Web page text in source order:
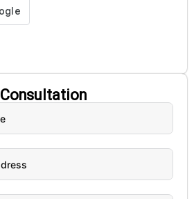
Consultation